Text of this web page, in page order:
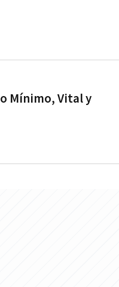
Mínimo, Vital y